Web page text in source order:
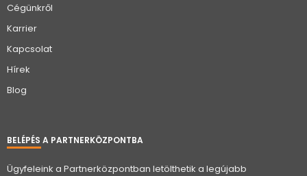
Cégünkről
Karrier
Kapcsolat
Hírek
Blog
BELÉPÉS A PARTNERKÖZPONTBA
Ügyfeleink a Partnerközpontban letölthetik a legújabb